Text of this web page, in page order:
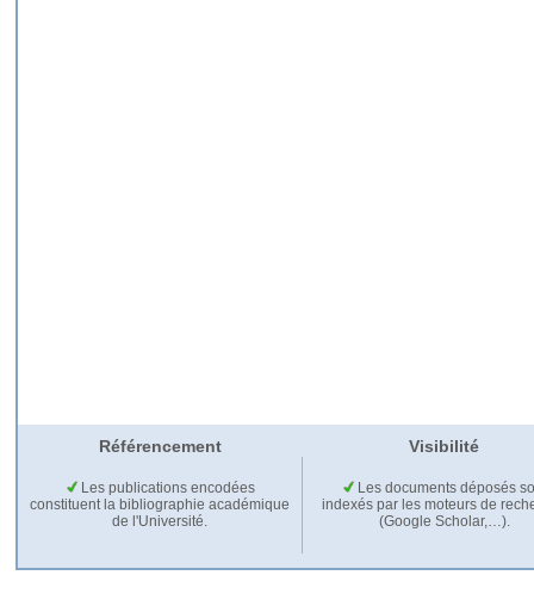
Référencement Visibilité
Les publications encodées
constituent la bibliographie académique
de l'Université.
Les documents déposés
indexés par les moteurs de
(Google Scholar,…).